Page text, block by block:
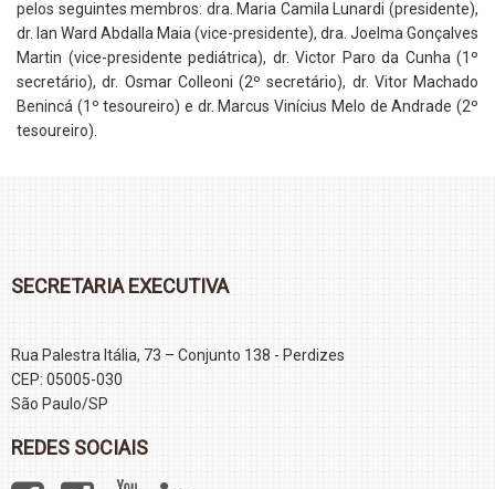
pelos seguintes membros: dra. Maria Camila Lunardi (presidente),
dr. Ian Ward Abdalla Maia (vice-presidente), dra. Joelma Gonçalves
Martin (vice-presidente pediátrica), dr. Victor Paro da Cunha (1º
secretário), dr. Osmar Colleoni (2º secretário), dr. Vitor Machado
Benincá (1º tesoureiro) e dr. Marcus Vinícius Melo de Andrade (2º
tesoureiro).
SECRETARIA EXECUTIVA
Rua Palestra Itália, 73 – Conjunto 138 - Perdizes
CEP: 05005-030
São Paulo/SP
REDES SOCIAIS